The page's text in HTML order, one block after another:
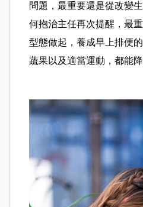
問題，最重要還是從改變
何抱治主任再次提醒，最
型態做起，養成早上排便
蔬果以及適當運動，都能降